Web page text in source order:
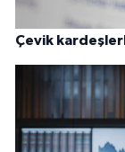
Çevik